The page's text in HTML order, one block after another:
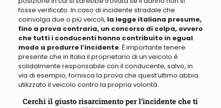
fosse verificato. In caso di incidente stradale che
coinvolga due o più veicoli, la legge italiana presume,
fino a prova contraria, un concorso di colpa, ovvero
che tutti i conducenti hanno contribuito in egual
modo a produrre l’incidente. È importante tenere
presente che in Italia il proprietario di un veicolo è
solidalmente responsabile con il conducente, salvo, in
via di esempio, fornisca la prova che quest’ultimo abbia
utilizzato il veicolo contro la propria volontà.
Cerchi il giusto risarcimento per l’incidente che ti